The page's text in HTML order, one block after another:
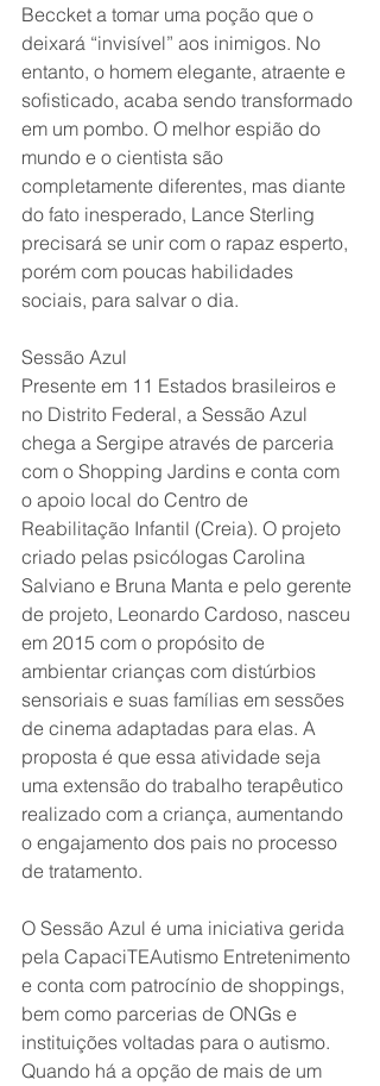
Beccket a tomar uma poção que o
deixará “invisível” aos inimigos. No
entanto, o homem elegante, atraente e
sofisticado, acaba sendo transformado
em um pombo. O melhor espião do
mundo e o cientista são
completamente diferentes, mas diante
do fato inesperado, Lance Sterling
precisará se unir com o rapaz esperto,
porém com poucas habilidades
sociais, para salvar o dia.
Sessão Azul
Presente em 11 Estados brasileiros e
no Distrito Federal, a Sessão Azul
chega a Sergipe através de parceria
com o Shopping Jardins e conta com
o apoio local do Centro de
Reabilitação Infantil (Creia). O projeto
criado pelas psicólogas Carolina
Salviano e Bruna Manta e pelo gerente
de projeto, Leonardo Cardoso, nasceu
em 2015 com o propósito de
ambientar crianças com distúrbios
sensoriais e suas famílias em sessões
de cinema adaptadas para elas. A
proposta é que essa atividade seja
uma extensão do trabalho terapêutico
realizado com a criança, aumentando
o engajamento dos pais no processo
de tratamento.
O Sessão Azul é uma iniciativa gerida
pela CapaciTEAutismo Entretenimento
e conta com patrocínio de shoppings,
bem como parcerias de ONGs e
instituições voltadas para o autismo.
Quando há a opção de mais de um